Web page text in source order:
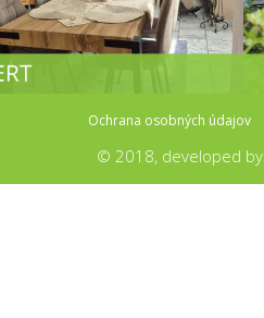
Ochrana osobných údajov
© 2018, developed by